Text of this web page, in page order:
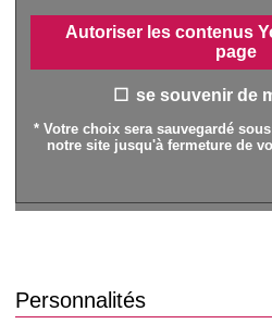
Autoriser les contenus
page
se souvenir de
* Votre choix sera sauvegardé
notre site jusqu'à fermeture de
Personnalités